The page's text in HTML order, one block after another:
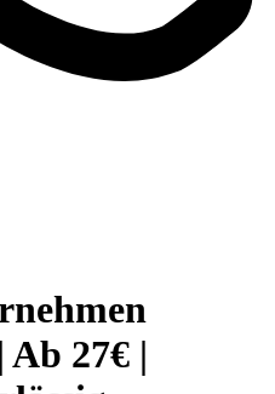
27€ |